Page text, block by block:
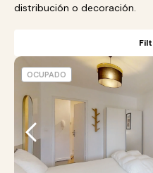
distribución o decoración.
OCUPADO